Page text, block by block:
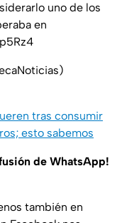
uno de los
en
tras consumir
esto sabemos
de WhatsApp!
también en